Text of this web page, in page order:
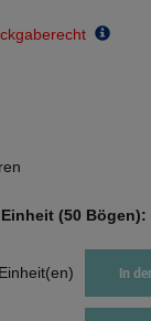
Einheit (50 Bögen):
Einheit(en) In